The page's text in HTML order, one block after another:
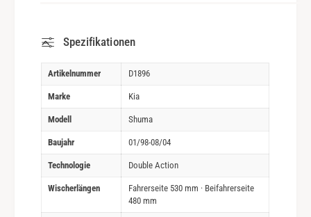
Spezifikationen
Artikelnummer D1896
Marke Kia
Modell Shuma
Baujahr 01/98-08/04
Technologie Double Action
Wischerlängen
Fahrerseite 530 mm · Beifahrerseite
480 mm